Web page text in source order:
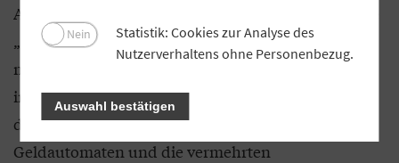
Auch das Thema Sicherheit drückt aufs Gemüt. Die
„Sicherheit vor Kriminalität und Verbrechen“ wird
mit 48 Punkten zwei Punkte schlechter bewertet als
im Vorjahr. Wir spüren es auch im eigenen Umfeld
der Volks- und Raiffeisenbanken: Die Angriffe auf
Geldautomaten und die vermehrten
Nein
Statistik: Cookies zur Analyse des
Nutzerverhaltens ohne Personenbezug.
Auswahl bestätigen